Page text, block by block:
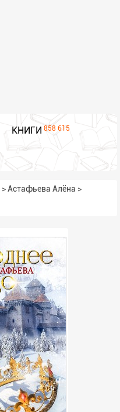
КНИГИ 858 615
>Астафьева Алёна >